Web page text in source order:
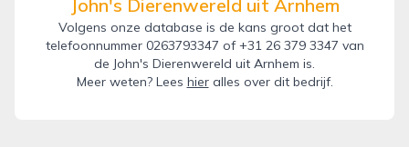
John's Dierenwereld uit Arnhem
Volgens onze database is de kans groot dat het
telefoonnummer 0263793347 of +31 26 379 3347 van
de John's Dierenwereld uit Arnhem is.
Meer weten? Lees hieralles over dit bedrijf.